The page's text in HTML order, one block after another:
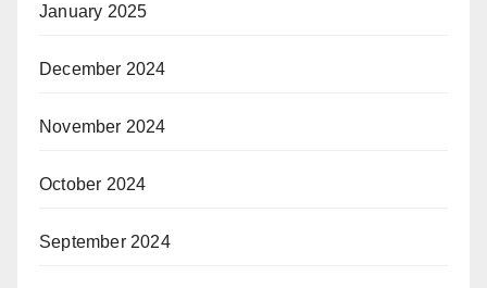
January 2025
December 2024
November 2024
October 2024
September 2024